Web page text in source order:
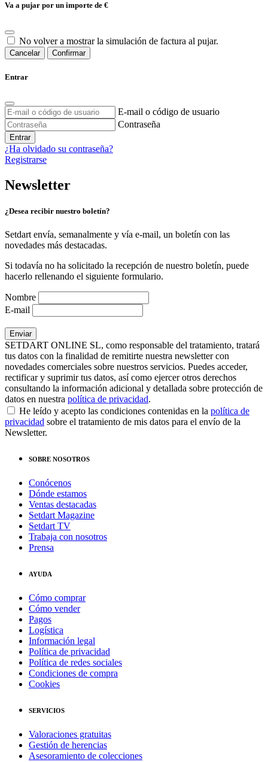
Va a pujar por un importe de €
No volver a mostrar la simulación de factura al pujar.
Cancelar Confirmar
Entrar
E-mail o código de usuario
Contraseña
Entrar
¿Ha olvidado su contraseña?
Registrarse
Newsletter
¿Desea recibir nuestro boletín?
Setdart envía, semanalmente y vía e-mail, un boletín con las
novedades más destacadas.
Si todavía no ha solicitado la recepción de nuestro boletín, puede
hacerlo rellenando el siguiente formulario.
Nombre
E-mail
SETDART ONLINE SL, como responsable del tratamiento, tratará
tus datos con la finalidad de remitirte nuestra newsletter con
novedades comerciales sobre nuestros servicios. Puedes acceder,
rectificar y suprimir tus datos, así como ejercer otros derechos
consultando la información adicional y detallada sobre protección de
datos en nuestra política de privacidad.
He leído y acepto las condiciones contenidas en la política de
privacidad sobre el tratamiento de mis datos para el envío de la
Newsletter.
SOBRE NOSOTROS
Conócenos
Dónde estamos
Ventas destacadas
Setdart Magazine
Setdart TV
Trabaja con nosotros
Prensa
AYUDA
Cómo comprar
Cómo vender
Pagos
Logística
Información legal
Política de privacidad
Política de redes sociales
Condiciones de compra
Cookies
SERVICIOS
Valoraciones gratuitas
Gestión de herencias
Asesoramiento de colecciones